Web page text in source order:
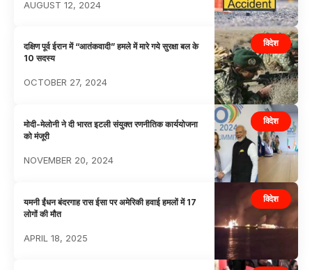
AUGUST 12, 2024
विदेश
दक्षिण पूर्व ईरान में “आतंकवादी” हमले में मारे गये सुरक्षा बल के
10 सदस्य
OCTOBER 27, 2024
विदेश
मोदी-मेलोनी ने दी भारत इटली संयुक्त रणनीतिक कार्ययोजना
को मंजूरी
NOVEMBER 20, 2024
विदेश
यमनी ईंधन बंदरगाह रास ईसा पर अमेरिकी हवाई हमलों में 17
लोगों की मौत
APRIL 18, 2025